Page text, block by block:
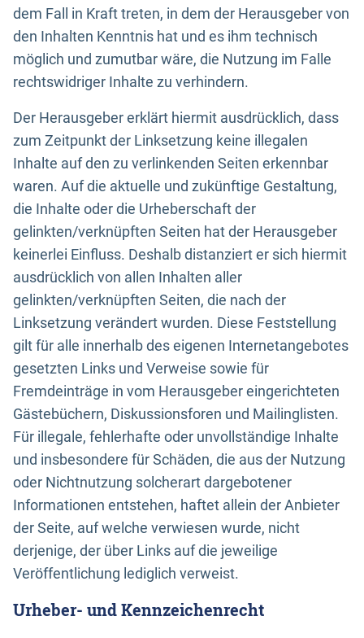
dem Fall in Kraft treten, in dem der Herausgeber von
den Inhalten Kenntnis hat und es ihm technisch
möglich und zumutbar wäre, die Nutzung im Falle
rechtswidriger Inhalte zu verhindern.
Der Herausgeber erklärt hiermit ausdrücklich, dass
zum Zeitpunkt der Linksetzung keine illegalen
Inhalte auf den zu verlinkenden Seiten erkennbar
waren. Auf die aktuelle und zukünftige Gestaltung,
die Inhalte oder die Urheberschaft der
gelinkten/verknüpften Seiten hat der Herausgeber
keinerlei Einfluss. Deshalb distanziert er sich hiermit
ausdrücklich von allen Inhalten aller
gelinkten/verknüpften Seiten, die nach der
Linksetzung verändert wurden. Diese Feststellung
gilt für alle innerhalb des eigenen Internetangebotes
gesetzten Links und Verweise sowie für
Fremdeinträge in vom Herausgeber eingerichteten
Gästebüchern, Diskussionsforen und Mailinglisten.
Für illegale, fehlerhafte oder unvollständige Inhalte
und insbesondere für Schäden, die aus der Nutzung
oder Nichtnutzung solcherart dargebotener
Informationen entstehen, haftet allein der Anbieter
der Seite, auf welche verwiesen wurde, nicht
derjenige, der über Links auf die jeweilige
Veröffentlichung lediglich verweist.
Urheber- und Kennzeichenrecht